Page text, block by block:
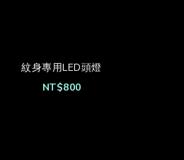
紋身專用LED頭燈
NT$800